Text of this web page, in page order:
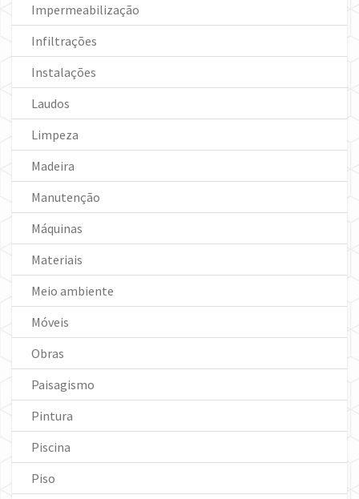
Impermeabilização
Infiltrações
Instalações
Laudos
Limpeza
Madeira
Manutenção
Máquinas
Materiais
Meio ambiente
Móveis
Obras
Paisagismo
Pintura
Piscina
Piso